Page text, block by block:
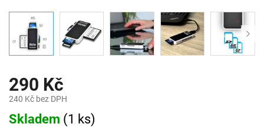
290 Kč
240 Kč bez DPH
Měrná
cena:
Skladem (1 ks)